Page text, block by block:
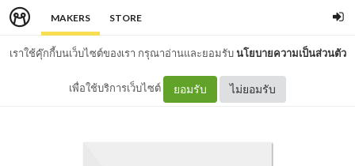
MAKERS STORE
เราใช้คุ๊กกี้บนเว็บไซต์ของเรา กรุณาอ่านและยอมรับนโยบายความเป็นส่วนตัว
เพื่อใช้บริการเว็บไซต์ ยอมรับ ไม่ยอมรับ